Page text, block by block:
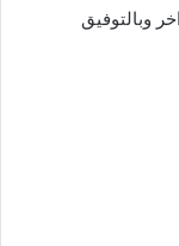
وبالتوفيق